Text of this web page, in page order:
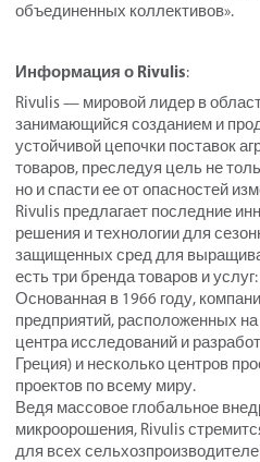
объединенных коллективов».
Информация о Rivulis:
Rivulis — мировой лидер в
занимающийся созданием и
устойчивой цепочки поставок
товаров, преследуя цель не
но и спасти ее от опасностей
Rivulis предлагает последние
решения и технологии для
защищенных сред для
есть три бренда товаров и
Основанная в 1966 году,
предприятий, расположенных
центра исследований и
Греция) и несколько центров
проектов по всему миру.
Ведя массовое глобальное
микроорошения, Rivulis
для всех